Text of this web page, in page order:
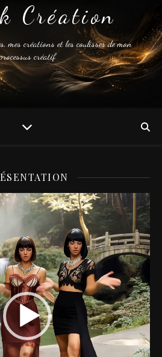
Création
mes créations et les coulisses de mon
créatif